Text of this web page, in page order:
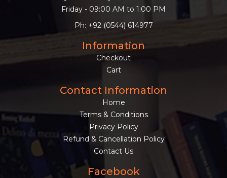
Friday - 09:00 AM to 1:00 PM
Ph: +92 (0544) 614977
Information
Checkout
Cart
Contact Information
Home
Terms & Conditions
Privacy Policy
Refund & Cancellation Policy
Contact Us
Facebook